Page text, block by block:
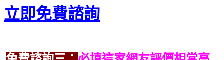
立即免費諮詢